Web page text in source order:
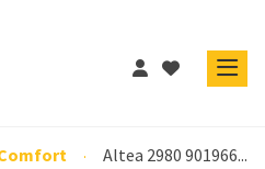
Altea 2980 901966...